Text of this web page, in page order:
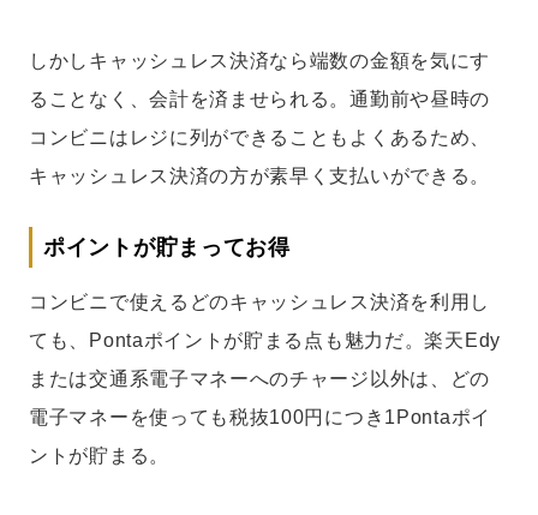
しかしキャッシュレス決済なら端数の金額を気にす
ることなく、会計を済ませられる。通勤前や昼時の
コンビニはレジに列ができることもよくあるため、
キャッシュレス決済の方が素早く支払いができる。
ポイントが貯まってお得
コンビニで使えるどのキャッシュレス決済を利用し
ても、Pontaポイントが貯まる点も魅力だ。楽天Edy
または交通系電子マネーへのチャージ以外は、どの
電子マネーを使っても税抜100円につき1Pontaポイ
ントが貯まる。